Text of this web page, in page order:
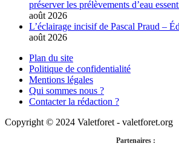
préserver les prélèvements d’eau
août 2026
L’éclairage incisif de Pascal Praud –
août 2026
Plan du site
Politique de confidentialité
Mentions légales
Qui sommes nous ?
Contacter la rédaction ?
Copyright © 2024 Valetforet - valetforet.org
Partenaires :